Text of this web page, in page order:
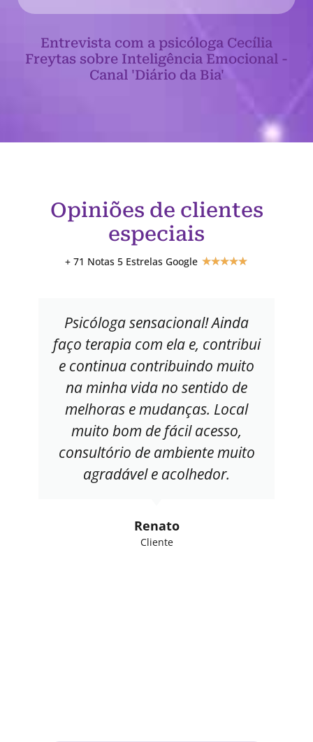
Entrevista com a psicóloga Cecília
Freytas sobre Inteligência Emocional -
Canal 'Diário da Bia'
Opiniões de clientes
especiais
+ 71 Notas 5 Estrelas Google ★★★★★
Psicóloga sensacional! Ainda
faço terapia com ela e, contribui
e continua contribuindo muito
na minha vida no sentido de
melhoras e mudanças. Local
muito bom de fácil acesso,
consultório de ambiente muito
agradável e acolhedor.
Renato
Cliente